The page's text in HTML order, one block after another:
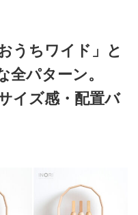
うちワイド」と
全パターン。
イズ感・配置バ